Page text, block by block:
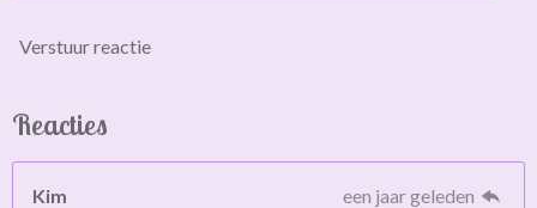
Verstuur reactie
Reacties
Kim
een jaar geleden